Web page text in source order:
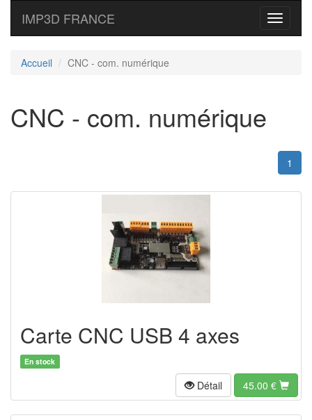
Toggle
IMP3D FRANCE
Accueil CNC - com. numérique
CNC - com. numérique
1
Carte CNC USB 4 axes
En stock
Détail 45.00 €